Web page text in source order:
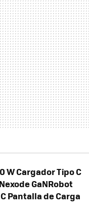
W Cargador Tipo C
GaNRobot
Pantalla de Carga